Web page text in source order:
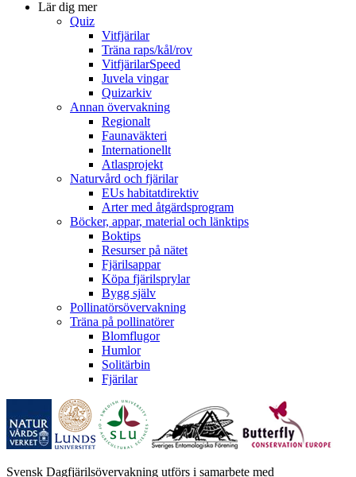
Lär dig mer
Quiz
Vitfjärilar
Träna raps/kål/rov
VitfjärilarSpeed
Juvela vingar
Quizarkiv
Annan övervakning
Regionalt
Faunaväkteri
Internationellt
Atlasprojekt
Naturvård och fjärilar
EUs habitatdirektiv
Arter med åtgärdsprogram
Böcker, appar, material och länktips
Boktips
Resurser på nätet
Fjärilsappar
Köpa fjärilsprylar
Bygg själv
Pollinatörsövervakning
Träna på pollinatörer
Blomflugor
Humlor
Solitärbin
Fjärilar
Svensk Dagfjärilsövervakning utförs i samarbete med